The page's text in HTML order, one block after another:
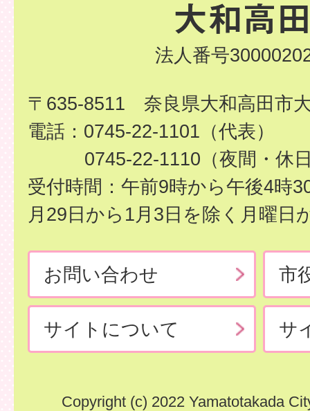
法人番号
〒635-8511 奈良県大和高田市
電話：0745-22-1101（代表）
0745-22-1110（夜間・休
受付時間：午前9時から午後4時
月29日から1月3日を除く月曜日
お問い合わせ 市
サイトについて サ
Copyright (c) 2022 Yamatotakada